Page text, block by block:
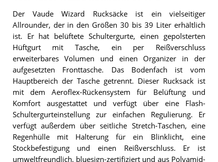
Der Vaude Wizard Rucksäcke ist ein vielseitiger
Allrounder, der in den Größen 30 bis 39 Liter erhältlich
ist. Er hat belüftete Schultergurte, einen gepolsterten
Hüftgurt mit Tasche, ein per Reißverschluss
erweiterbares Volumen und einen Organizer in der
aufgesetzten Fronttasche. Das Bodenfach ist vom
Hauptbereich der Tasche getrennt. Dieser Rucksack ist
mit dem Aeroflex-Rückensystem für Belüftung und
Komfort ausgestattet und verfügt über eine Flash-
Schultergurteinstellung zur einfachen Regulierung. Er
verfügt außerdem über seitliche Stretch-Taschen, eine
Regenhülle mit Halterung für ein Blinklicht, eine
Stockbefestigung und einen Reißverschluss. Er ist
umweltfreundlich, bluesign-zertifiziert und aus Polyamid-